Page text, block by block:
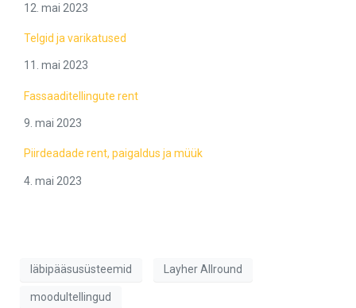
12. mai 2023
Telgid ja varikatused
11. mai 2023
Fassaaditellingute rent
9. mai 2023
Piirdeadade rent, paigaldus ja müük
4. mai 2023
läbipääsusüsteemid Layher Allround
moodultellingud